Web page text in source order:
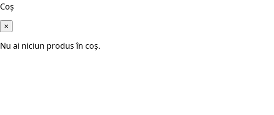
Coș
×
Nu ai niciun produs în coș.